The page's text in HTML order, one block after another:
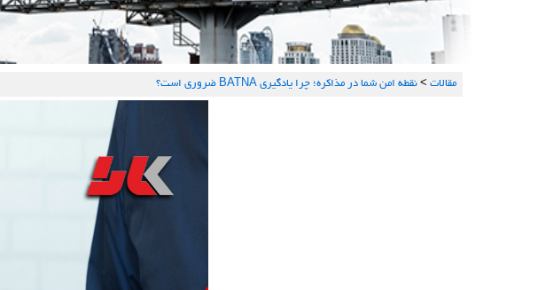
مقالات> نقطه امن شما در مذاکره؛ چرا یادگیری BATNA ضروری است؟